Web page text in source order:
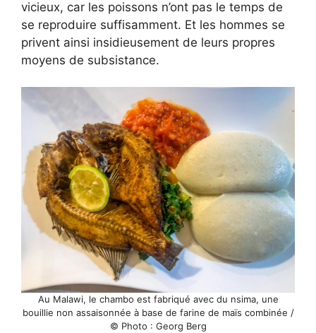
vicieux, car les poissons n’ont pas le temps de
se reproduire suffisamment. Et les hommes se
privent ainsi insidieusement de leurs propres
moyens de subsistance.
Au Malawi, le chambo est fabriqué avec du nsima, une
bouillie non assaisonnée à base de farine de maïs combinée /
© Photo : Georg Berg